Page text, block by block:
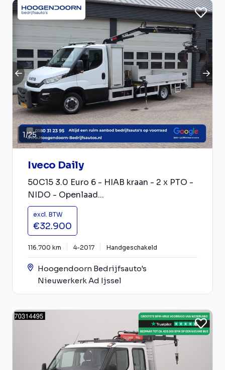
1/25
Iveco Daily
50C15 3.0 Euro 6 - HIAB kraan - 2 x PTO -
NIDO - Openlaad...
excl. BTW
€32.900
116.700 km 4-2017 Handgeschakeld
Hoogendoorn Bedrijfsauto's
Nieuwerkerk Ad Ijssel